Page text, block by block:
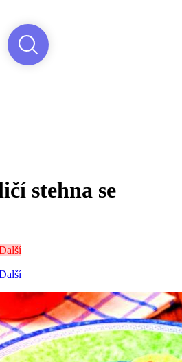
stehna se